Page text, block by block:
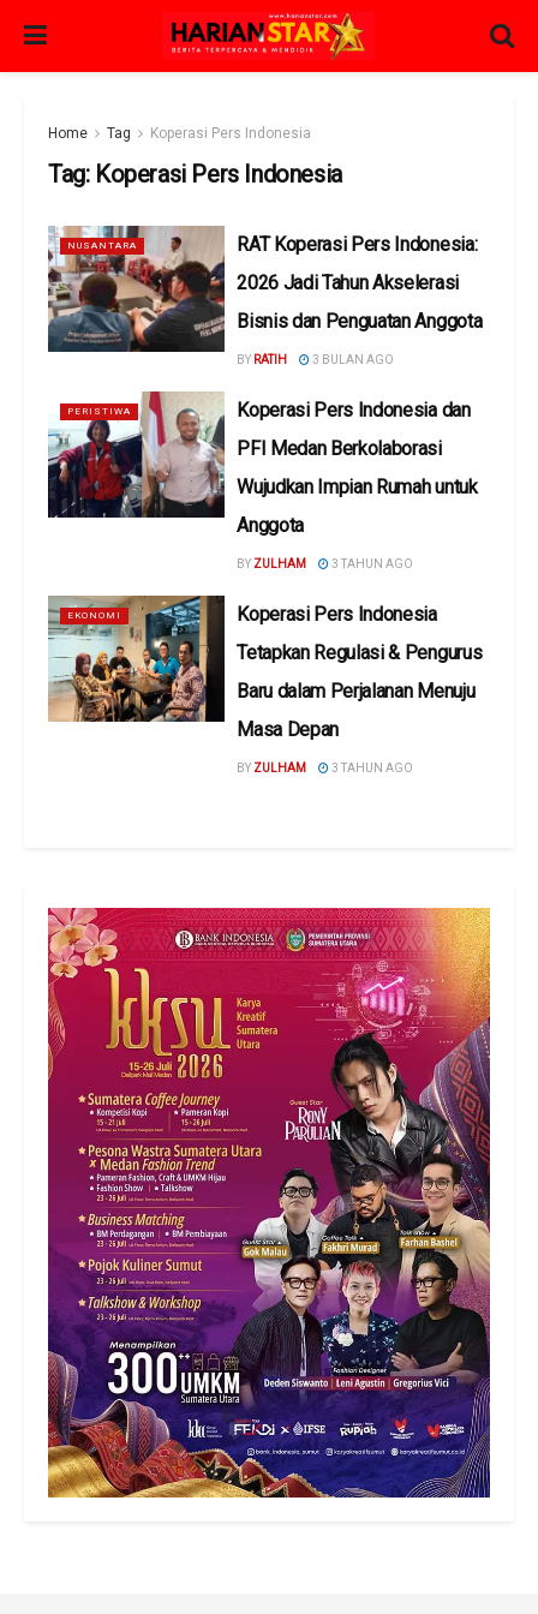
Home Tag Koperasi Pers Indonesia
Tag: Koperasi Pers Indonesia
NUSANTARA
RAT Koperasi Pers Indonesia:
2026 Jadi Tahun Akselerasi
Bisnis dan Penguatan Anggota
BY RATIH 3 BULAN AGO
PERISTIWA
Koperasi Pers Indonesia dan
PFI Medan Berkolaborasi
Wujudkan Impian Rumah untuk
Anggota
BY ZULHAM 3 TAHUN AGO
EKONOMI
Koperasi Pers Indonesia
Tetapkan Regulasi & Pengurus
Baru dalam Perjalanan Menuju
Masa Depan
BY ZULHAM 3 TAHUN AGO